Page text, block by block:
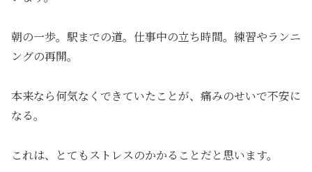
朝の一歩。駅までの道。仕事中の立ち時間。練習やランニ
ングの再開。
本来なら何気なくできていたことが、痛みのせいで不安に
なる。
これは、とてもストレスのかかることだと思います。